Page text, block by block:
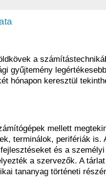
a
gyűjtemény
hónapon keresztül
mellett
terminálok, perifériák is.
és a
a szervezők. A
tananyag történeti